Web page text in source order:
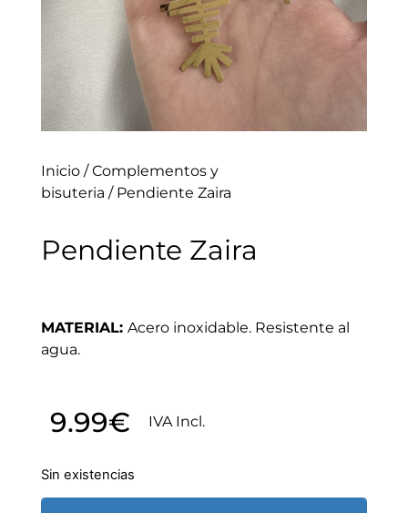
Inicio/Complementos y
bisuteria / Pendiente Zaira
Pendiente Zaira
MATERIAL: Acero inoxidable. Resistente al
agua.
9.99€ IVA Incl.
Sin existencias